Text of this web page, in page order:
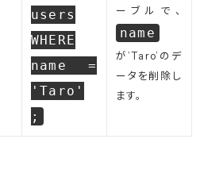
users
WHERE
name =
'Taro'
;
ーブルで、
name
が’Taro’のデ
ータを削除し
ます。